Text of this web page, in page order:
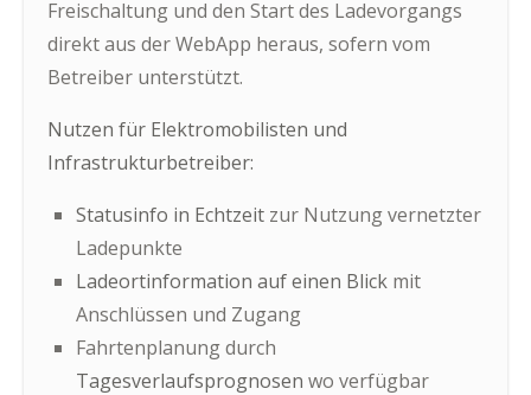
Freischaltung und den Start des Ladevorgangs
direkt aus der WebApp heraus, sofern vom
Betreiber unterstützt.
Nutzen für Elektromobilisten und
Infrastrukturbetreiber:
Statusinfo in Echtzeit zur Nutzung vernetzter
Ladepunkte
Ladeortinformation auf einen Blick mit
Anschlüssen und Zugang
Fahrtenplanung durch
Tagesverlaufsprognosen wo verfügbar